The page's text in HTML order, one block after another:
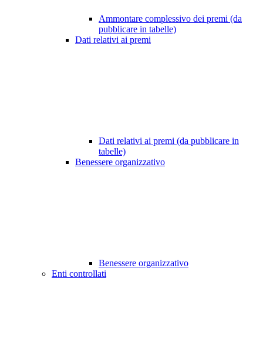
Ammontare complessivo dei premi (da
pubblicare in tabelle)
Dati relativi ai premi
Dati relativi ai premi (da pubblicare in
tabelle)
Benessere organizzativo
Benessere organizzativo
Enti controllati